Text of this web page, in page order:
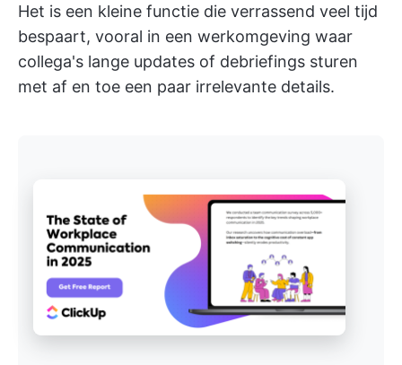
Het is een kleine functie die verrassend veel tijd
bespaart, vooral in een werkomgeving waar
collega's lange updates of debriefings sturen
met af en toe een paar irrelevante details.